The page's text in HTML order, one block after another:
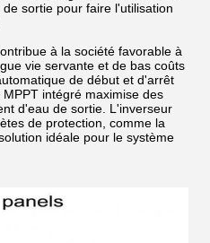
sortie pour faire l'utilisation
à la société favorable à
vie servante et de bas coûts
de début et d'arrêt
intégré maximise des
d'eau de sortie. L'inverseur
de protection, comme la
idéale pour le système